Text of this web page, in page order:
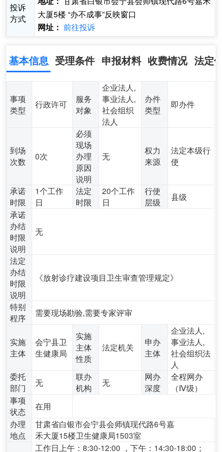
投诉
方式
大厦5楼 “办不成事”反映窗口
网址： 前往投诉
基本信息 受理条件 申报材料 收费情况 法定
事项
类型
行政许可
服务
对象
企业法人,
事业法人,
社会组织
法人
办件
类型
即办件
到场
次数
0次
必须
现场
办理
原因
说明
无
权力
来源
法定本级行
使
承诺
时限
1个工作
日
法定
时限
20个工作
日
行使
层级
县级
承诺
办结
时限
说明
无
法定
办结
时限
说明
《放射诊疗建设项目卫生审查管理规定》
特别
程序
需要现场勘验,需要专家评审
实施
主体
会宁县卫
生健康局
实施
主体
性质
法定机关
申办
主体
企业法人,
事业法人,
社会组织法
人
委托
部门
无
联办
机构
无
网办
深度
全程网办
（Ⅳ级）
事项
状态
在用
办理
地点
甘肃省白银市会宁县会师镇现代路6号嘉
禾大厦15楼卫生健康局1503室
工作日上午：8:30-12:00 ，下午：14:30-18:00；